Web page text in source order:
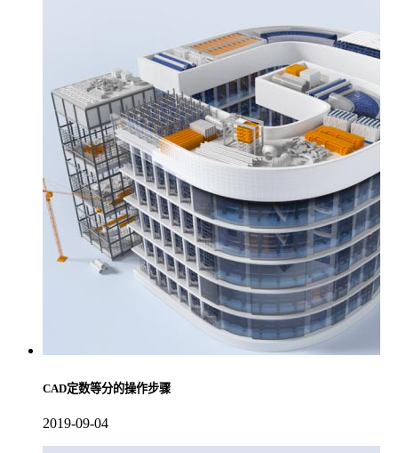
CAD定数等分的操作步骤
2019-09-04